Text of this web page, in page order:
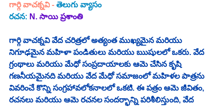
గార్గి వాచక్నవి - తెలుగు వ్యాసం
రచన: N. సాయి ప్రశాంతి
గార్గి వాచక్నవి వేద చరిత్రలో అత్యంత ముఖ్యమైన మరియు
నిగూఢమైన మహిళా పండితులు మరియు ఋషులలో ఒకరు. వేద
గ్రంథాలు మరియు మేధో సంప్రదాయాలకు ఆమె చేసిన కృషి
గణనీయమైనది మరియు వేద మేధో సమాజంలో మహిళల పాత్రను
వివరించే కొన్ని సంగ్రహావలోకనాలలో ఒకటి. ఈ పత్రం ఆమె జీవితం,
రచనలు మరియు ఆమె రచనల సందర్భాన్ని పరిశీలిస్తుంది, వేద